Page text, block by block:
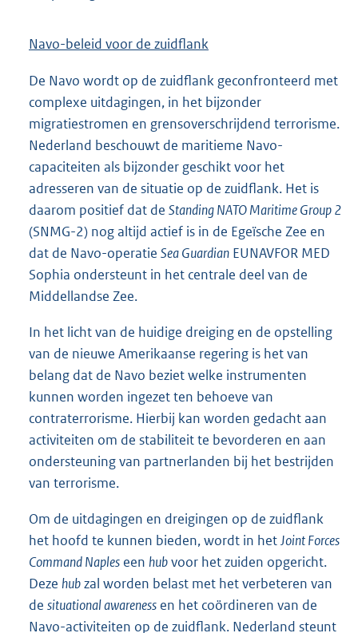
Navo-beleid voor de zuidflank
De Navo wordt op de zuidflank geconfronteerd met
complexe uitdagingen, in het bijzonder
migratiestromen en grensoverschrijdend terrorisme.
Nederland beschouwt de maritieme Navo-
capaciteiten als bijzonder geschikt voor het
adresseren van de situatie op de zuidflank. Het is
daarom positief dat de Standing NATO Maritime Group 2
(SNMG-2) nog altijd actief is in de Egeïsche Zee en
dat de Navo-operatie Sea Guardian EUNAVFOR MED
Sophia ondersteunt in het centrale deel van de
Middellandse Zee.
In het licht van de huidige dreiging en de opstelling
van de nieuwe Amerikaanse regering is het van
belang dat de Navo beziet welke instrumenten
kunnen worden ingezet ten behoeve van
contraterrorisme. Hierbij kan worden gedacht aan
activiteiten om de stabiliteit te bevorderen en aan
ondersteuning van partnerlanden bij het bestrijden
van terrorisme.
Om de uitdagingen en dreigingen op de zuidflank
het hoofd te kunnen bieden, wordt in hetJoint Forces
Command Naples een hubvoor het zuiden opgericht.
Deze hubzal worden belast met het verbeteren van
de situational awareness en het coördineren van de
Navo-activiteiten op de zuidflank. Nederland steunt